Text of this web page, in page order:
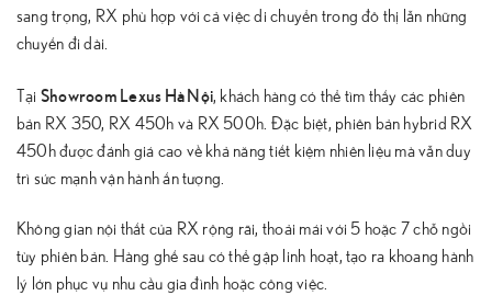
sang trọng, RX phù hợp với cả việc di chuyển trong đô thị lẫn những
chuyến đi dài.
Tại Showroom Lexus Hà Nội, khách hàng có thể tìm thấy các phiên
bản RX 350, RX 450h và RX 500h. Đặc biệt, phiên bản hybrid RX
450h được đánh giá cao về khả năng tiết kiệm nhiên liệu mà vẫn duy
trì sức mạnh vận hành ấn tượng.
Không gian nội thất của RX rộng rãi, thoải mái với 5 hoặc 7 chỗ ngồi
tùy phiên bản. Hàng ghế sau có thể gập linh hoạt, tạo ra khoang hành
lý lớn phục vụ nhu cầu gia đình hoặc công việc.